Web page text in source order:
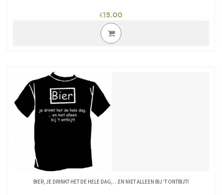
€15.00
Dit
product
heeft
worden
BIER, JE DRINKT HET DE HELE DAG,…EN NIET ALLEEN BIJ ’T ONTBIJT!